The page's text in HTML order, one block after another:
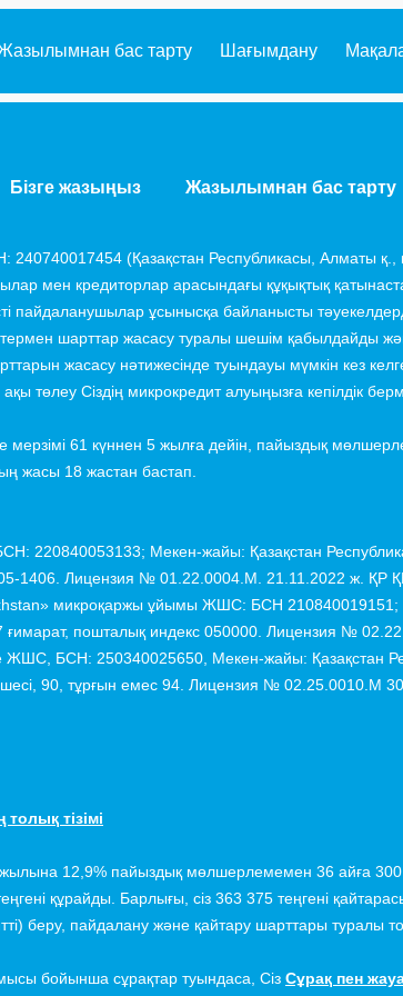
бас тарту Шағымдану
Бізге жазыңыз Жазылымнан бас тарту
(Қазақстан Республикасы, Алматы қ.,
мен кредиторлар арасындағы құқықтық
пайдаланушылар ұсынысқа байланысты
шарттар жасасу туралы шешім қабылдайды
жасасу нәтижесінде туындауы мүмкін кез
төлеу Сіздің микрокредит алуыңызға кепілдік
мерзімі 61 күннен 5 жылға дейін, пайыздық
жасы 18 жастан бастап.
220840053133; Мекен-жайы: Қазақстан
1406. Лицензия № 01.22.0004.M. 21.11.2022 ж. ҚР
микроқаржы ұйымы ЖШС: БСН 210840019151;
ғимарат, пошталық индекс 050000. Лицензия №
ЖШС, БСН: 250340025650, Мекен-жайы: Қазақстан
90, тұрғын емес 94. Лицензия № 02.25.0010.М
тізімі
12,9% пайыздық мөлшерлемемен 36 айға 300
құрайды. Барлығы, сіз 363 375 теңгені
беру, пайдалану және қайтару шарттары туралы
бойынша сұрақтар туындаса, Сіз Сұрақ пен